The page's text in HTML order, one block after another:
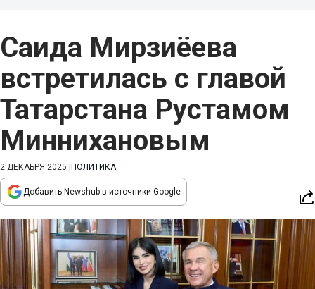
Саида Мирзиёева
встретилась с главой
Татарстана Рустамом
Миннихановым
2 ДЕКАБРЯ 2025 ПОЛИТИКА
Добавить Newshub в источники Google